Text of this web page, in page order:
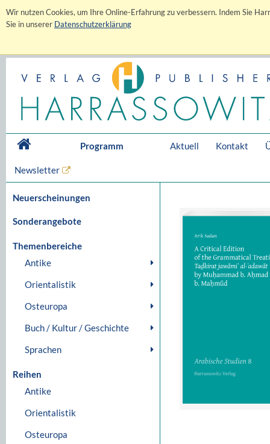
Wir nutzen Cookies, um Ihre Online-Erfahrung zu verbessern. Indem Sie
Sie in unserer Datenschutzerklärung
Programm Aktuell Kontakt
Newsletter
Neuerscheinungen
Sonderangebote
Themenbereiche
Antike
Orientalistik
Osteuropa
Buch / Kultur / Geschichte
Sprachen
Reihen
Antike
Orientalistik
Osteuropa